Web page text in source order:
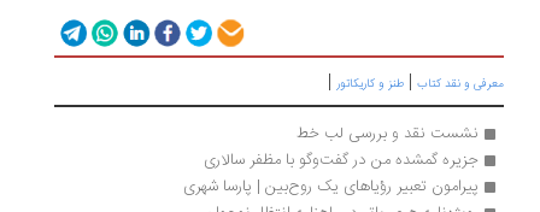
و نقد کتاب|طنز و کاریکاتور |
نشست نقد و بررسی لب خط
جزیره گمشده من در گفت‌وگو با مظفر سالاری
پیرامون تعبیر رؤیاهای یک روح‌بین | پارسا شهری